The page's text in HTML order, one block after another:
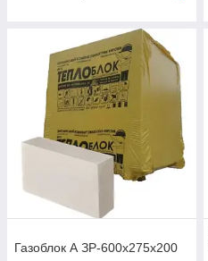
Газоблок А ЗР-600х275х200